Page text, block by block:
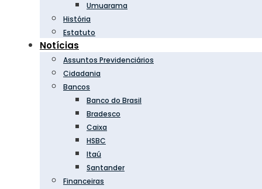
Umuarama
História
Estatuto
Notícias
Assuntos Previdenciários
Cidadania
Bancos
Banco do Brasil
Bradesco
Caixa
HSBC
Itaú
Santander
Financeiras